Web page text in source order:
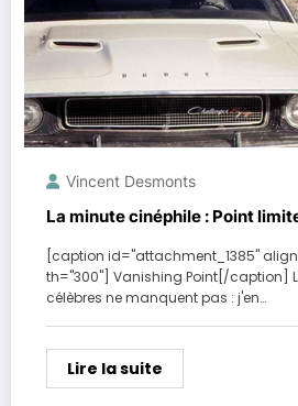
Vincent Desmonts
La minute cinéphile : Point
[caption id="attachment_1385"
th="300"] Vanishing Point[/caption]
célèbres ne manquent pas : j'en…
Lire la suite